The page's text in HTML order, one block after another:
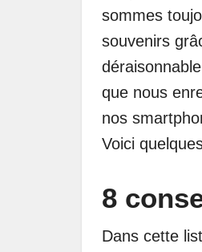
sommes
souvenirs
que nous
nos
Voici
8
Dans cette